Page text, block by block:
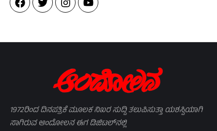
1972ರಿಂದ ದಿನಪತ್ರಿಕೆ ಮೂಲಕ ನಿಖರ ಸುದ್ದಿ ತಲುಪಿಸುತ್ತಾ ಯಶಸ್ವಿಯಾಗಿ
ಸಾಗಿರುವ ಆಂದೋಲನ ಈಗ ಡಿಜಿಟಲ್‌ನಲ್ಲಿ